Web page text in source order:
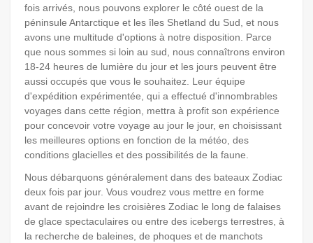
fois arrivés, nous pouvons explorer le côté ouest de la
péninsule Antarctique et les îles Shetland du Sud, et nous
avons une multitude d'options à notre disposition. Parce
que nous sommes si loin au sud, nous connaîtrons environ
18-24 heures de lumière du jour et les jours peuvent être
aussi occupés que vous le souhaitez. Leur équipe
d'expédition expérimentée, qui a effectué d'innombrables
voyages dans cette région, mettra à profit son expérience
pour concevoir votre voyage au jour le jour, en choisissant
les meilleures options en fonction de la météo, des
conditions glacielles et des possibilités de la faune.
Nous débarquons généralement dans des bateaux Zodiac
deux fois par jour. Vous voudrez vous mettre en forme
avant de rejoindre les croisières Zodiac le long de falaises
de glace spectaculaires ou entre des icebergs terrestres, à
la recherche de baleines, de phoques et de manchots